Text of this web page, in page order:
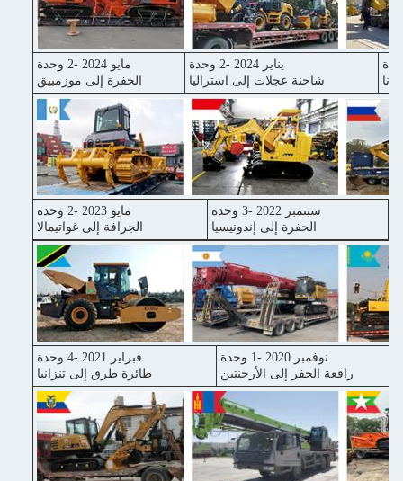
مايو 2024 -2 وحدة
الحفرة إلى موزمبيق
يناير 2024 -2 وحدة
شاحنة عجلات إلى استراليا
مايو 2023 -2 وحدة
الجرافة إلى غواتيمالا
سبتمبر 2022 -3 وحدة
الحفرة إلى إندونيسيا
فبراير 2021 -4 وحدة
طائرة طرق إلى تنزانيا
نوفمبر 2020 -1 وحدة
رافعة الحفر إلى الأرجنتين